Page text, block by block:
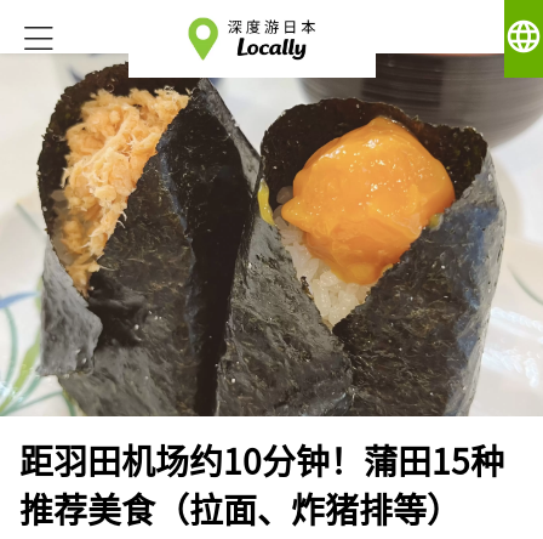
language
距羽田机场约10分钟！蒲田15种
推荐美食（拉面、炸猪排等）